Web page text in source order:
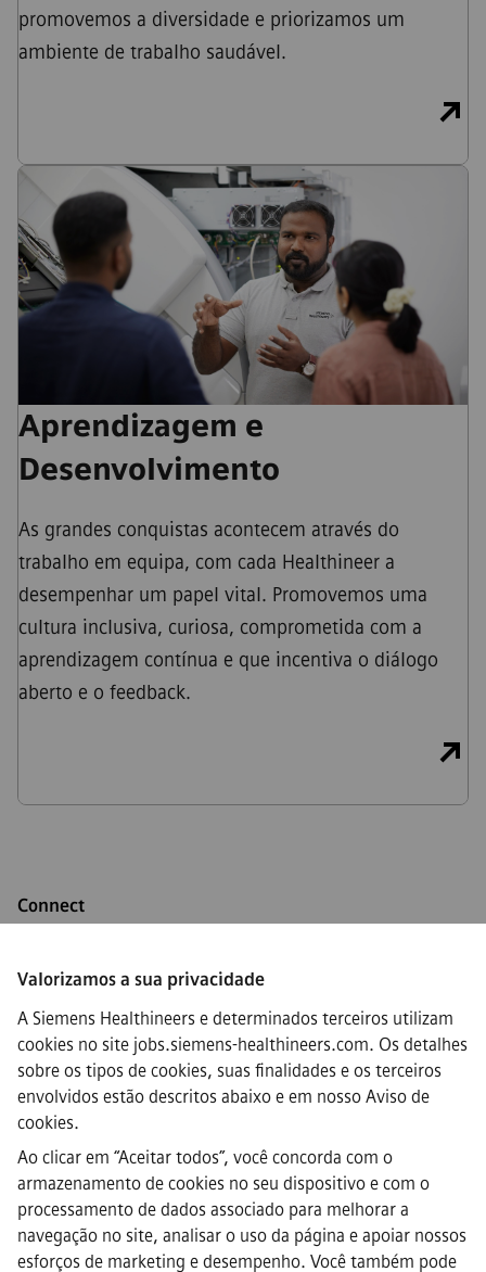
Valorizamos a sua privacidade
A Siemens Healthineers e determinados terceiros utilizam
cookies no site jobs.siemens-healthineers.com. Os detalhes
sobre os tipos de cookies, suas finalidades e os terceiros
envolvidos estão descritos abaixo e em nosso Aviso de
cookies.
Ao clicar em “Aceitar todos”, você concorda com o
armazenamento de cookies no seu dispositivo e com o
processamento de dados associado para melhorar a
navegação no site, analisar o uso da página e apoiar nossos
esforços de marketing e desempenho. Você também pode
promovemos a diversidade e priorizamos um
ambiente de trabalho saudável.
Aprendizagem e
Desenvolvimento
As grandes conquistas acontecem através do
trabalho em equipa, com cada Healthineer a
desempenhar um papel vital. Promovemos uma
cultura inclusiva, curiosa, comprometida com a
aprendizagem contínua e que incentiva o diálogo
aberto e o feedback.
Connect
Siemens Healthineers AG © 2026·
FAQs
·
Informação empresarial
·
Aviso de Cookies
·
Termos de uso